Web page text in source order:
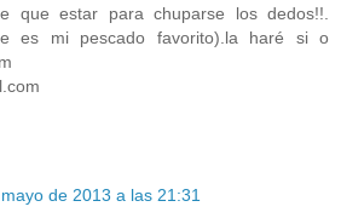
que estar para chuparse los dedos!!.
es mi pescado favorito).la haré si o
de 2013 a las 21:31